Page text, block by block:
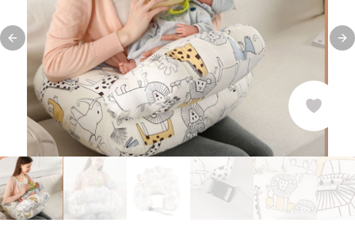
Previous slide